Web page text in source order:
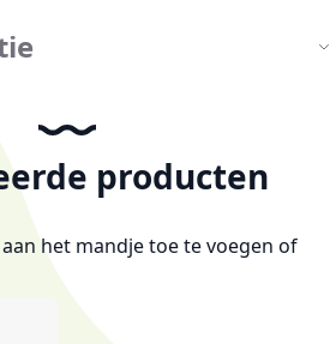
producten
het mandje toe te voegen of